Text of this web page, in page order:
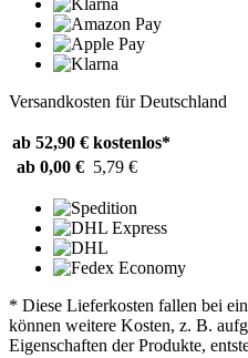
Versandkosten für Deutschland
ab 52,90 € kostenlos*
ab 0,00 € 5,79 €
* Diese Lieferkosten fallen bei
können weitere Kosten, z. B.
Eigenschaften der Produkte,